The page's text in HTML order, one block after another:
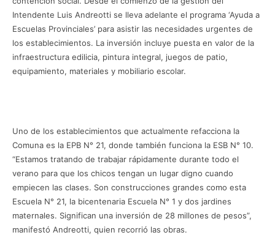
Intendente Luis Andreotti se lleva adelante el programa ‘Ayuda a
Escuelas Provinciales’ para asistir las necesidades urgentes de
los establecimientos. La inversión incluye puesta en valor de la
infraestructura edilicia, pintura integral, juegos de patio,
equipamiento, materiales y mobiliario escolar.
Uno de los establecimientos que actualmente refacciona la
Comuna es la EPB N° 21, donde también funciona la ESB N° 10.
“Estamos tratando de trabajar rápidamente durante todo el
verano para que los chicos tengan un lugar digno cuando
empiecen las clases. Son construcciones grandes como esta
Escuela N° 21, la bicentenaria Escuela N° 1 y dos jardines
maternales. Significan una inversión de 28 millones de pesos”,
manifestó Andreotti, quien recorrió las obras.